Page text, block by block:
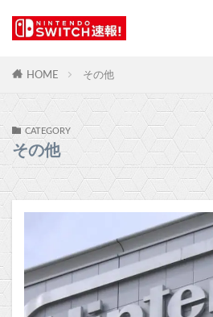
HOME その他
CATEGORY
その他